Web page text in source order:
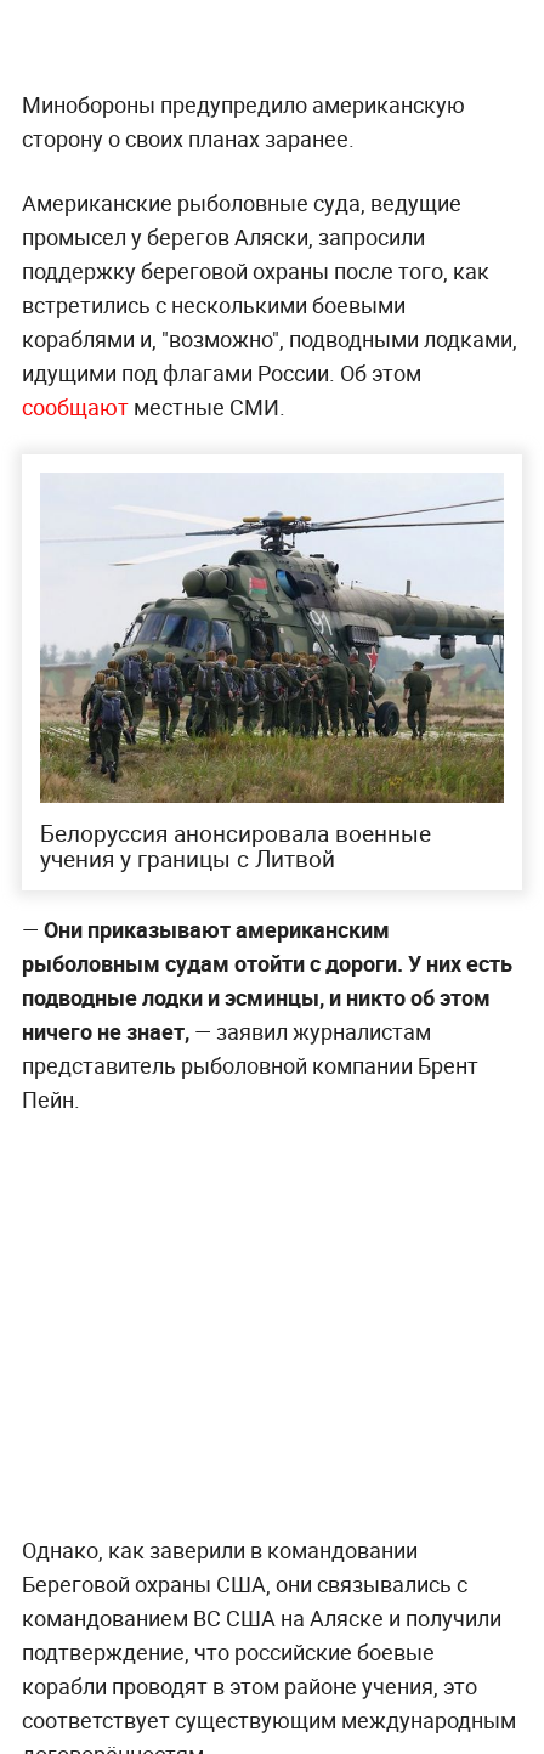
Минобороны предупредило американскую
сторону о своих планах заранее.
Американские рыболовные суда, ведущие
промысел у берегов Аляски, запросили
поддержку береговой охраны после того, как
встретились с несколькими боевыми
кораблями и, "возможно", подводными лодками,
идущими под флагами России. Об этом
сообщают местные СМИ.
Белоруссия анонсировала военные
учения у границы с Литвой
— Они приказывают американским
рыболовным судам отойти с дороги. У них есть
подводные лодки и эсминцы, и никто об этом
ничего не знает,— заявил журналистам
представитель рыболовной компании Брент
Пейн.
Однако, как заверили в командовании
Береговой охраны США, они связывались с
командованием ВС США на Аляске и получили
подтверждение, что российские боевые
корабли проводят в этом районе учения, это
соответствует существующим международным